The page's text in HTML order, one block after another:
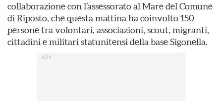
collaborazione con l’assessorato al Mare del Comune
di Riposto, che questa mattina ha coinvolto 150
persone tra volontari, associazioni, scout, migranti,
cittadini e militari statunitensi della base Sigonella.